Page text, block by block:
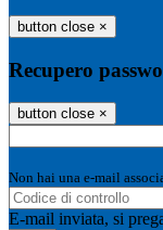
button close ×
Recupero
button close ×
Non hai una e-mail
E-mail inviata, si